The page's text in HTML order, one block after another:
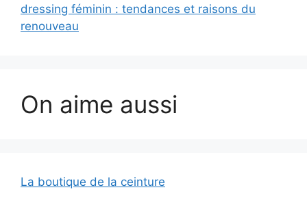
dressing féminin : tendances et raisons du
renouveau
On aime aussi
La boutique de la ceinture